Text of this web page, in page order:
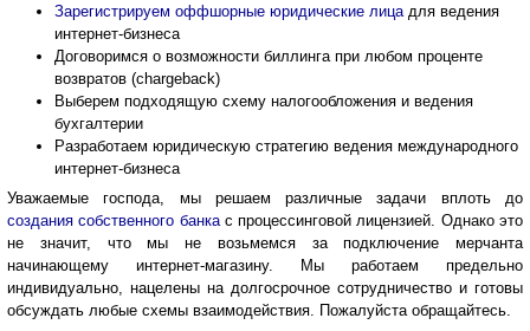
Зарегистрируем оффшорные юридические лица для ведения
интернет-бизнеса
Договоримся о возможности биллинга при любом проценте
возвратов (chargeback)
Выберем подходящую схему налогообложения и ведения
бухгалтерии
Разработаем юридическую стратегию ведения международного
интернет-бизнеса
Уважаемые господа, мы решаем различные задачи вплоть до
создания собственного банкас процессинговой лицензией. Однако это
не значит, что мы не возьмемся за подключение мерчанта
начинающему интернет-магазину. Мы работаем предельно
индивидуально, нацелены на долгосрочное сотрудничество и готовы
обсуждать любые схемы взаимодействия. Пожалуйста обращайтесь.